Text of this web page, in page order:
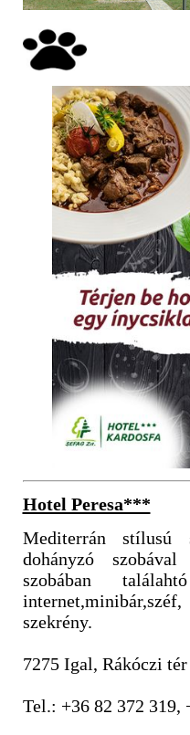
Hotel Peresa***
Mediterrán stílusú
dohányzó
szobában
szekrény.
7275 Igal, Rákóczi tér
Tel.: +36 82 372 319,